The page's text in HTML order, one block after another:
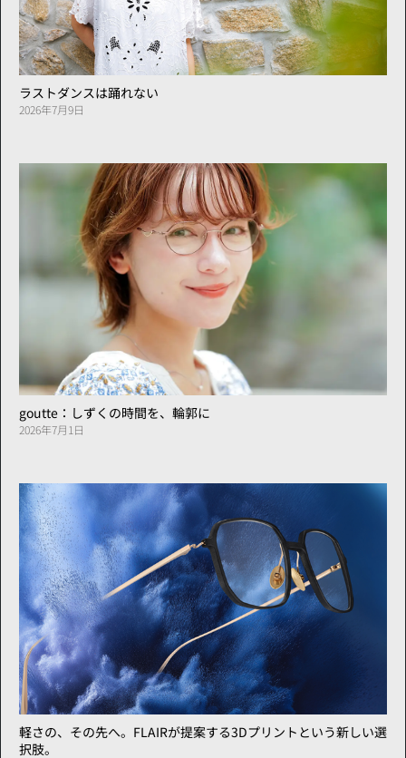
ラストダンスは踊れない
2026年7月9日
goutte：しずくの時間を、輪郭に
2026年7月1日
軽さの、その先へ。FLAIRが提案する3Dプリントという新しい選
択肢。